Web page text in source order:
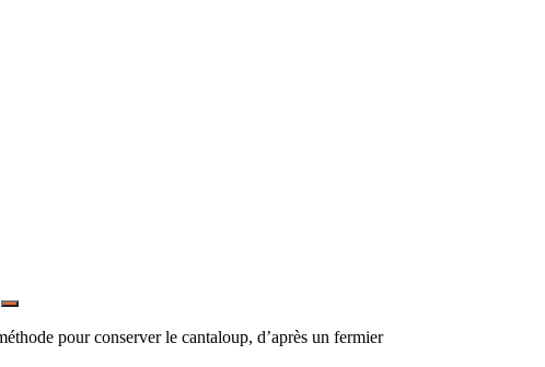
Rechercher
pour conserver le cantaloup, d’après un fermier